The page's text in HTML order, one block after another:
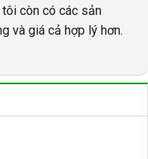
tôi còn có các sản
và giá cả hợp lý hơn.